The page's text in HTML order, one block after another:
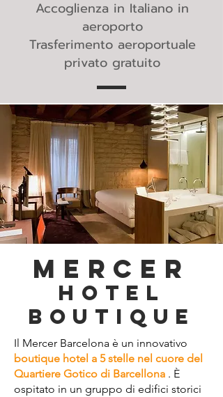
Accoglienza in Italiano in
aeroporto
Trasferimento aeroportuale
privato gratuito
MERCER
HOTEL
BOUTIQUE
Il Mercer Barcelona è un innovativo
boutique hotel a 5 stelle nel cuore del
Quartiere Gotico di Barcellona . È
ospitato in un gruppo di edifici storici